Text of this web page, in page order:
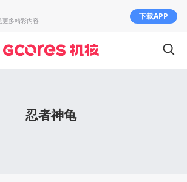
忍者神龟
更多精彩内容 下载APP